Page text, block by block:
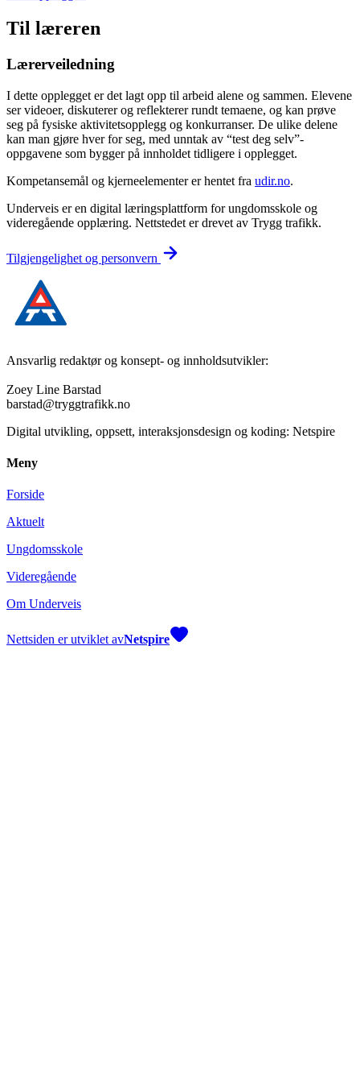
Til læreren
Lærerveiledning
I dette opplegget er det lagt opp til arbeid alene og sammen. Elevene
ser videoer, diskuterer og reflekterer rundt temaene, og kan prøve
seg på fysiske aktivitetsopplegg og konkurranser. De ulike delene
kan man gjøre hver for seg, med unntak av “test deg selv”-
oppgavene som bygger på innholdet tidligere i opplegget.
Kompetansemål og kjerneelementer er hentet fra udir.no.
Underveis er en digital læringsplattform for ungdomsskole og
videregående opplæring. Nettstedet er drevet av Trygg trafikk.
Tilgjengelighet og personvern
Ansvarlig redaktør og konsept- og innholdsutvikler:
Zoey Line Barstad
barstad@tryggtrafikk.no
Digital utvikling, oppsett, interaksjonsdesign og koding: Netspire
Meny
Forside
Aktuelt
Ungdomsskole
Videregående
Om Underveis
Nettsiden er utviklet avNetspire